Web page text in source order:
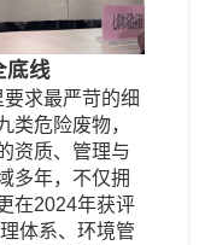
底线
求最严苛的细
类危险废物，
资质、管理与
多年，不仅拥
在2024年获评
体系、环境管